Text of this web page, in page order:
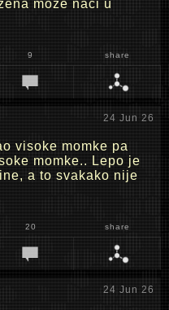
može naći u
9 share
24 Jun 26
visoke momke pa
momke.. Lepo je
a to svakako nije
20 share
24 Jun 26